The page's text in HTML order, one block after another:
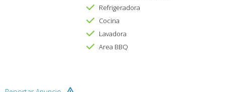
Refrigeradora
Cocina
Lavadora
Area BBQ